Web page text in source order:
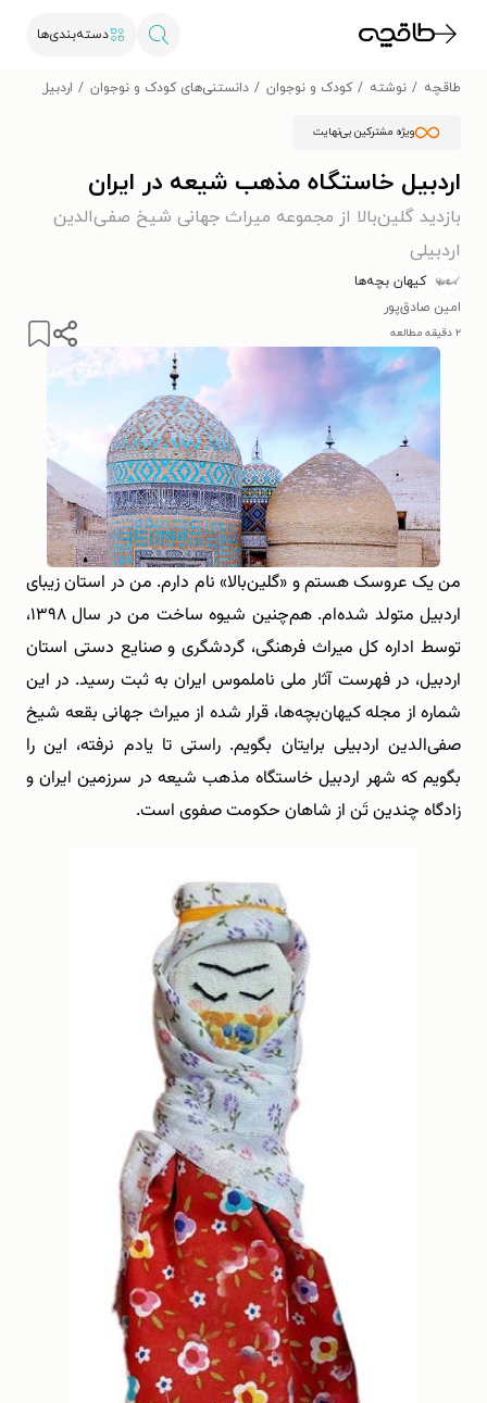
دسته‌بندی‌ها
طاقچه نوشته کودک و نوجوان دانستنی‌های کودک و نوجوان اردبیل
ویژه مشترکین بی‌نهایت
اردبیل خاستگاه مذهب شیعه در ایران
بازدید گلین‌بالا از مجموعه میراث جهانی شیخ صفی‌الدین
اردبیلی
کیهان بچه‌ها
امین صادق‌پور
۲ دقیقه مطالعه
من یک عروسک هستم و «گلین‌بالا» نام دارم. من در استان زیبای
اردبیل متولد شده‌ام. هم‌چنین شیوه ساخت من در سال ۱۳۹۸،
توسط اداره کل میراث فرهنگی، گردشگری و صنایع دستی استان
اردبیل، در فهرست آثار ملی ناملموس ایران به ثبت رسید. در این
شماره از مجله کیهان‌بچه‌ها، قرار شده از میراث جهانی بقعه شیخ
صفی‌الدین اردبیلی برایتان بگویم‌. راستی تا یادم نرفته، این را
بگویم که شهر اردبیل خاستگاه مذهب شیعه در سرزمین ایران و
زادگاه چندین تَن از شاهان حکومت صفوی است.